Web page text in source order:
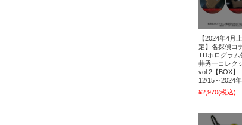
【2024年4月
定】名探偵コ
TDホログラム
井秀一コレク
vol.2【BOX】
12/15～2024年
¥2,970(税込)